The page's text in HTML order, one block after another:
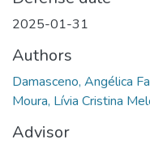
2025-01-31
Authors
Damasceno, Angélica
Moura, Lívia Cristina
Advisor